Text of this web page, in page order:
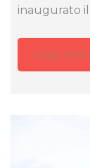
inaugurato il
Leggi tutto